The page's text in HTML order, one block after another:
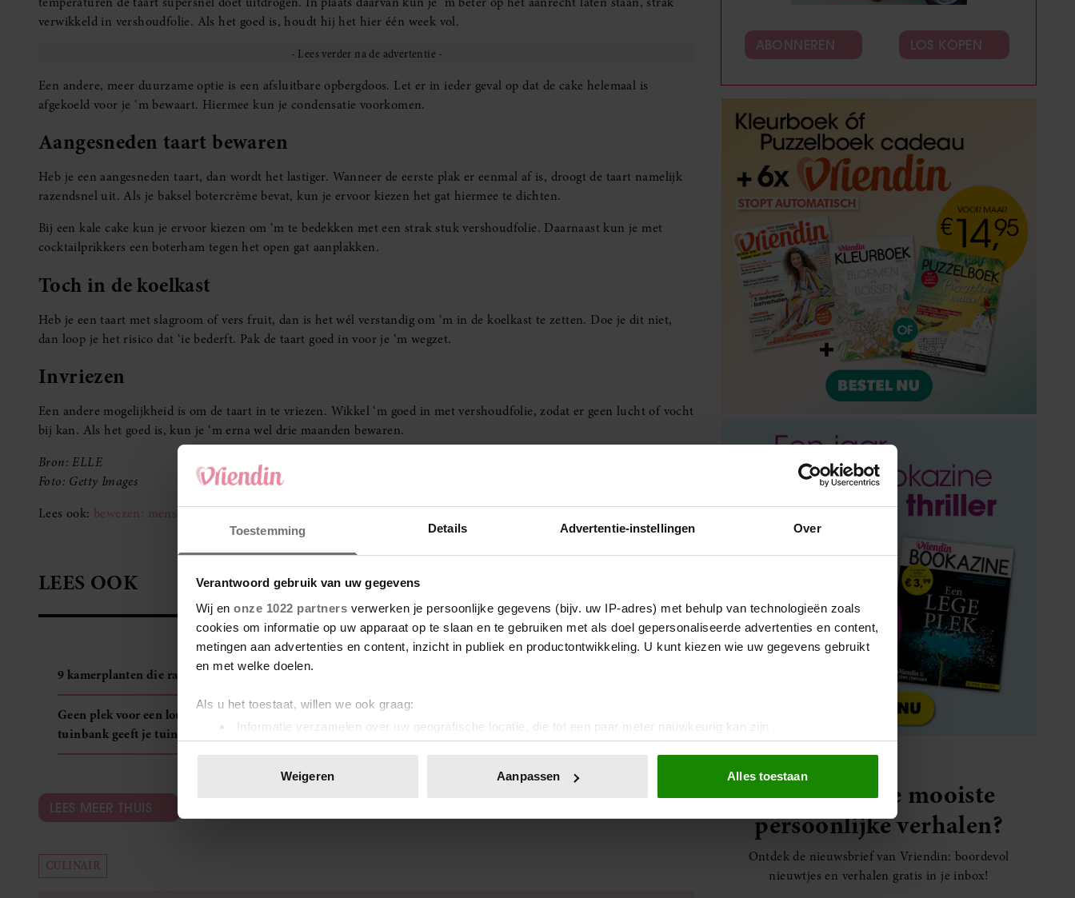
Toestemming Details Advertentie-instellingen Over
Verantwoord gebruik van uw gegevens
Wij en onze 1022 partners verwerken je persoonlijke gegevens (bijv. uw IP-adres) met behulp van technologieën zoals
cookies om informatie op uw apparaat op te slaan en te gebruiken met als doel gepersonaliseerde advertenties en content,
metingen aan advertenties en content, inzicht in publiek en productontwikkeling. U kunt kiezen wie uw gegevens gebruikt
en met welke doelen.
Als u het toestaat, willen we ook graag:
Informatie verzamelen over uw geografische locatie, die tot een paar meter nauwkeurig kan zijn
Uw apparaat identificeren door het actief te scannen op specifieke eigenschappen (fingerprinting)
toestemming op elk moment wijzigen of intrekken in de Cookieverklaring.
We gebruiken cookies om content en advertenties te personaliseren, om functies voor social media te bieden en om ons
websiteverkeer te analyseren. Ook delen we informatie over uw gebruik van onze site met onze partners voor social
media, adverteren en analyse. Deze partners kunnen deze gegevens combineren met andere informatie die u aan ze heeft
verstrekt of die ze hebben verzameld op basis van uw gebruik van hun services. U gaat akkoord met onze cookies als u
Weigeren Aanpassen Alles toestaan
verwikkeld in vershoudfolie. Als het goed is, houdt hij het hier één week vol.
Een andere, meer duurzame optie is een afsluitbare opbergdoos. Let er in ieder geval op dat de cake helemaal is
afgekoeld voor je ‘m bewaart. Hiermee kun je condensatie voorkomen.
Aangesneden taart bewaren
Heb je een aangesneden taart, dan wordt het lastiger. Wanneer de eerste plak er eenmal af is, droogt de taart namelijk
razendsnel uit. Als je baksel botercrème bevat, kun je ervoor kiezen het gat hiermee te dichten.
Bij een kale cake kun je ervoor kiezen om ‘m te bedekken met een strak stuk vershoudfolie. Daarnaast kun je met
cocktailprikkers een boterham tegen het open gat aanplakken.
Toch in de koelkast
Heb je een taart met slagroom of vers fruit, dan is het wél verstandig om ‘m in de koelkast te zetten. Doe je dit niet,
dan loop je het risico dat ‘ie bederft. Pak de taart goed in voor je ‘m wegzet.
Invriezen
Een andere mogelijkheid is om de taart in te vriezen. Wikkel ‘m goed in met vershoudfolie, zodat er geen lucht of vocht
bij kan. Als het goed is, kun je ‘m erna wel drie maanden bewaren.
Bron: ELLE
Foto: Getty Images
Lees ook: bewezen: mensen die vaak bakken zijn gelukkiger
LEES OOK
9 kamerplanten die razendsnel groeien
Geen plek voor een loungeset? Deze stijlvolle
tuinbank geeft je tuin direct een luxe upgrade
LEES MEER THUIS
CULINAIR
ABONNEREN LOS KOPEN
Elke week de mooiste
persoonlijke verhalen?
Ontdek de nieuwsbrief van Vriendin: boordevol
nieuwtjes en verhalen gratis in je inbox!